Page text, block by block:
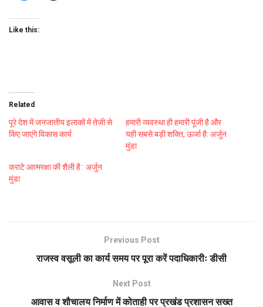
Like this:
Related
पूरे देश में जनजातीय इलाकों में तेजी से
किए जाएंगे विकास कार्य
हमारी व्यवस्था ही हमारी पूंजी है और
यही सबसे बड़ी शक्ति, ऊर्जा है: अर्जुन
मुंडा
कराटे आत्मरक्षा की शैली है : अर्जुन
मुंडा
Previous Post
राजस्व वसूली का कार्य समय पर पूरा करें पदाधिकारीः डीसी
Next Post
आवास व शौचालय निर्माण में कोताही पर प्रखंड प्रशासन सख्त